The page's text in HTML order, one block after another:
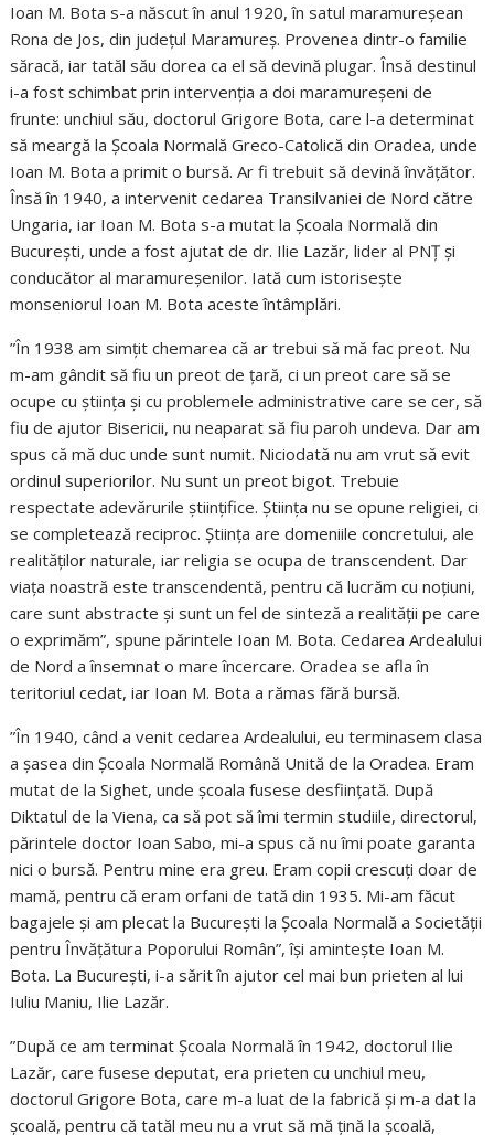
Ioan M. Bota s-a născut în anul 1920, în satul maramureșean
Rona de Jos, din județul Maramureș. Provenea dintr-o familie
săracă, iar tatăl său dorea ca el să devină plugar. Însă destinul
i-a fost schimbat prin intervenția a doi maramureșeni de
frunte: unchiul său, doctorul Grigore Bota, care l-a determinat
să meargă la Școala Normală Greco-Catolică din Oradea, unde
Ioan M. Bota a primit o bursă. Ar fi trebuit să devină învățător.
Însă în 1940, a intervenit cedarea Transilvaniei de Nord către
Ungaria, iar Ioan M. Bota s-a mutat la Școala Normală din
București, unde a fost ajutat de dr. Ilie Lazăr, lider al PNȚ și
conducător al maramureșenilor. Iată cum istorisește
monseniorul Ioan M. Bota aceste întâmplări.
”În 1938 am simțit chemarea că ar trebui să mă fac preot. Nu
m-am gândit să fiu un preot de țară, ci un preot care să se
ocupe cu știința și cu problemele administrative care se cer, să
fiu de ajutor Bisericii, nu neaparat să fiu paroh undeva. Dar am
spus că mă duc unde sunt numit. Niciodată nu am vrut să evit
ordinul superiorilor. Nu sunt un preot bigot. Trebuie
respectate adevărurile științifice. Știința nu se opune religiei, ci
se completează reciproc. Știința are domeniile concretului, ale
realităților naturale, iar religia se ocupa de transcendent. Dar
viața noastră este transcendentă, pentru că lucrăm cu noțiuni,
care sunt abstracte și sunt un fel de sinteză a realității pe care
o exprimăm”, spune părintele Ioan M. Bota. Cedarea Ardealului
de Nord a însemnat o mare încercare. Oradea se afla în
teritoriul cedat, iar Ioan M. Bota a rămas fără bursă.
”În 1940, când a venit cedarea Ardealului, eu terminasem clasa
a șasea din Școala Normală Română Unită de la Oradea. Eram
mutat de la Sighet, unde școala fusese desființată. După
Diktatul de la Viena, ca să pot să îmi termin studiile, directorul,
părintele doctor Ioan Sabo, mi-a spus că nu îmi poate garanta
nici o bursă. Pentru mine era greu. Eram copii crescuți doar de
mamă, pentru că eram orfani de tată din 1935. Mi-am făcut
bagajele și am plecat la București la Școala Normală a Societății
pentru Învățătura Poporului Român”, își amintește Ioan M.
Bota. La București, i-a sărit în ajutor cel mai bun prieten al lui
Iuliu Maniu, Ilie Lazăr.
”După ce am terminat Școala Normală în 1942, doctorul Ilie
Lazăr, care fusese deputat, era prieten cu unchiul meu,
doctorul Grigore Bota, care m-a luat de la fabrică și m-a dat la
școală, pentru că tatăl meu nu a vrut să mă țină la școală,